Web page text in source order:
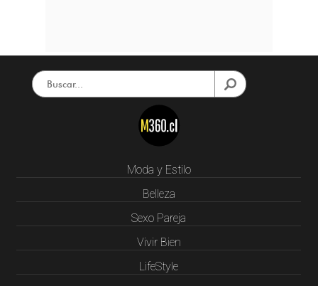
Moda y Estilo
Belleza
Sexo Pareja
Vivir Bien
LifeStyle